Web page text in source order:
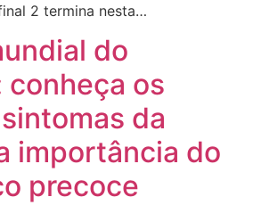
2 termina nesta…
do
conheça os
da
importância do
precoce